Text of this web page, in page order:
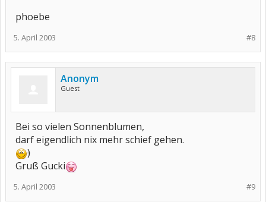
phoebe
#8
5. April 2003
Anonym
Guest
Bei so vielen Sonnenblumen,
darf eigendlich nix mehr schief gehen.
)
Gruß Gucki
#9
5. April 2003